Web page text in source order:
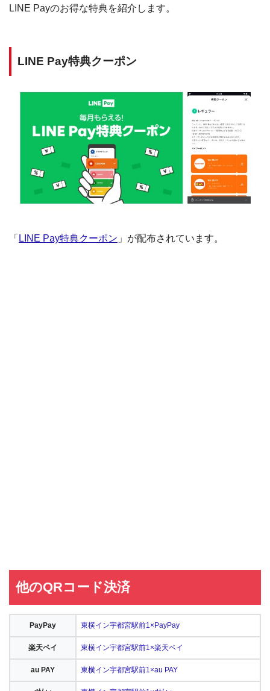
LINE Payのお得な特典を紹介します。
LINE Pay特典クーポン
「 LINE Pay特典クーポン 」が配布されています。
他のQRコード決済
PayPay 東横イン宇都宮駅前1×PayPay
楽天ペイ 東横イン宇都宮駅前1×楽天ペイ
au PAY 東横イン宇都宮駅前1×au PAY